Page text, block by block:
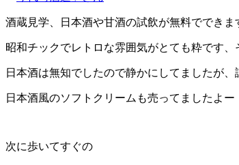
酒蔵見学、日本酒や甘酒の試飲が無料でできま
昭和チックでレトロな雰囲気がとても粋です
日本酒は無知でしたので静かにしてましたが
日本酒風のソフトクリームも売ってましたよー
次に歩いてすぐの